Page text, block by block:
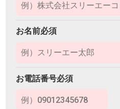
お名前必須
お電話番号必須